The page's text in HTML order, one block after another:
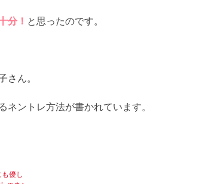
分！ と思ったのです。
さん。
ネントレ方法が書かれています。
優し